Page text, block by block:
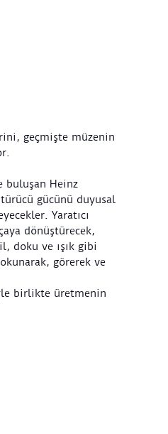
geçmişte müzenin
buluşan Heinz
gücünü duyusal
Yaratıcı
dönüştürecek,
doku ve ışık gibi
görerek ve
birlikte üretmenin